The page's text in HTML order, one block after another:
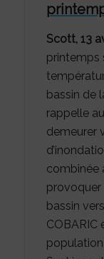
Scott, 13
printemps
bassin de
rappelle
demeurer
combinée
provoquer
bassin
COBARIC
population